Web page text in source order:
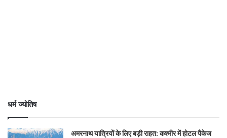
धर्म ज्योतिष
अमरनाथ यात्रियों के लिए बड़ी राहत: कश्मीर में होटल पैकेज